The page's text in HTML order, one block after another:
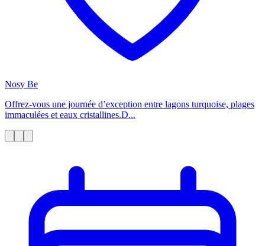
Nosy Be
Offrez-vous une journée d’exception entre lagons turquoise, plages
immaculées et eaux cristallines.D...